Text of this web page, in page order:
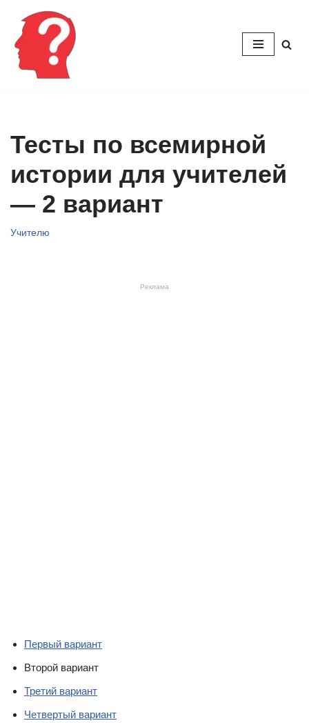
Перейти
содержимому
Тесты по всемирной
истории для учителей
— 2 вариант
Учителю
Реклама
Первый вариант
Второй вариант
Третий вариант
Четвертый вариант